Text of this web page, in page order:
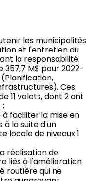
les municipalités
et l'entretien du
la responsabilité.
357,7 M$ pour 2022-
Ces
11 volets, dont 2 ont
à faciliter la mise en
la suite d'un
locale de niveaux 1
réalisation de
liés à l'amélioration
routière qui ne